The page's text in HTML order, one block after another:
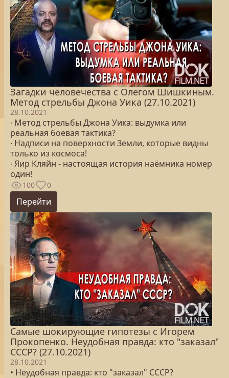
Загадки человечества с Олегом Шишкиным.
Метод стрельбы Джона Уика (27.10.2021)
28.10.2021
∙ Метод стрельбы Джона Уика: выдумка или
реальная боевая тактика?
∙ Надписи на поверхности Земли, которые видны
только из космоса!
∙ Яир Кляйн - настоящая история наёмника номер
один!
100 0
Перейти
Самые шокирующие гипотезы с Игорем
Прокопенко. Неудобная правда: кто "заказал"
СССР? (27.10.2021)
28.10.2021
• Неудобная правда: кто "заказал" СССР?